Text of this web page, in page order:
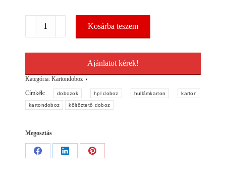
394x250x210mm
MS5
Kosárba teszem
Ajánlatot kérek!
Kategória: Kartondoboz
Címkék:
dobozok hpl doboz hullámkarton karton
kartondoboz költöztető doboz
Megosztás
Share
Share
Share